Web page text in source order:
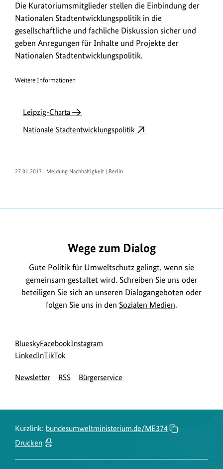
Die Kuratoriumsmitglieder stellen die Einbindung der
Nationalen Stadtentwicklungspolitik in die
gesellschaftliche und fachliche Diskussion sicher und
geben Anregungen für Inhalte und Projekte der
Nationalen Stadtentwicklungspolitik.
Weitere Informationen
Leipzig-Charta
Nationale Stadtentwicklungspolitik
27.01.2017 | Meldung Nachhaltigkeit | Berlin
Wege zum Dialog
Gute Politik für Umweltschutz gelingt, wenn sie
gemeinsam gestaltet wird. Schreiben Sie uns oder
beteiligen Sie sich an unseren Dialogangeboten oder
folgen Sie uns in den Sozialen Medien.
Social
Media
Blueskyzur
Bluesky-
des
Facebookzur
des
Instagram
des
LinkedInzur
Seite
zur
Seite
TikTok
Newsletter RSS Bürgerservice
Kurzlink: bundesumweltministerium.de/ME374
Drucken